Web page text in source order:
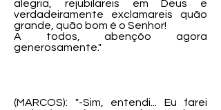
alegria, rejubilareis em Deus e
verdadeiramente exclamareis quão
grande, quão bom é o Senhor!
A todos, abençôo agora
generosamente."
(MARCOS): "-Sim, entendi... Eu farei